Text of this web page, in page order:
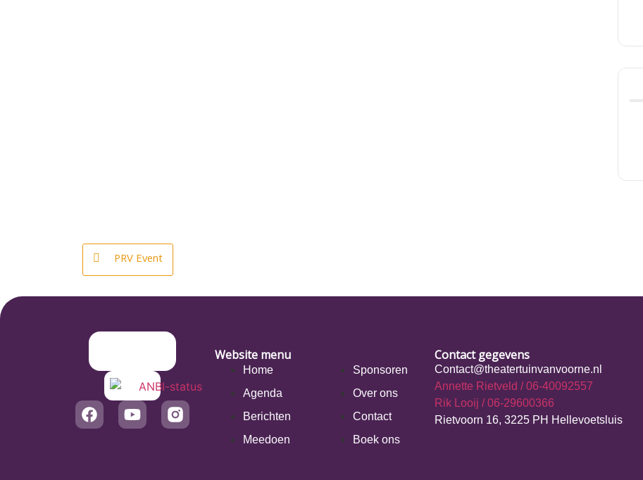
PRV Event
Website menu
Home
Agenda
Berichten
Meedoen
Sponsoren
Over ons
Contact
Boek ons
Contact gegevens
Contact@theatertuinvanvoorne.nl
Annette Rietveld / 06-40092557
Rik Looij / 06-29600366
Rietvoorn 16, 3225 PH Hellevoetsluis